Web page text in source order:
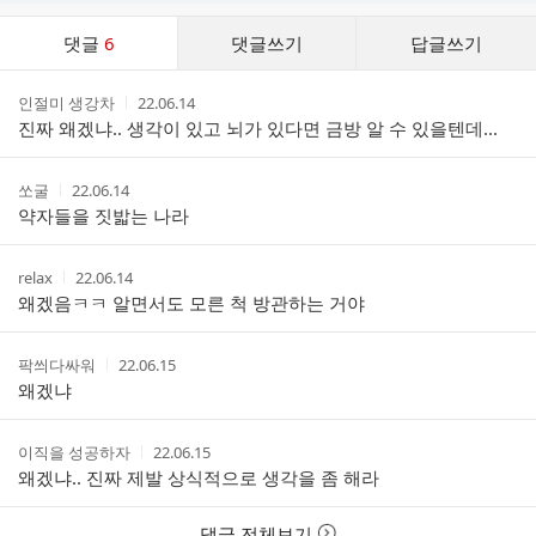
댓글 6 댓글쓰기 답글쓰기
스
작
성
자
인절미 생강차
작
성
시
간
22.06.14
진짜 왜겠냐.. 생각이 있고 뇌가 있다면 금방 알 수 있을텐데...
작
성
자
쏘굴
작
성
시
간
22.06.14
약자들을 짓밟는 나라
작
성
자
relax
작
성
시
간
22.06.14
왜겠음ㅋㅋ 알면서도 모른 척 방관하는 거야
작
성
자
팍씌다싸워
작
간
22.06.15
왜겠냐
작
성
자
이직을 성공하자
작
성
시
간
22.06.15
왜겠냐.. 진짜 제발 상식적으로 생각을 좀 해라